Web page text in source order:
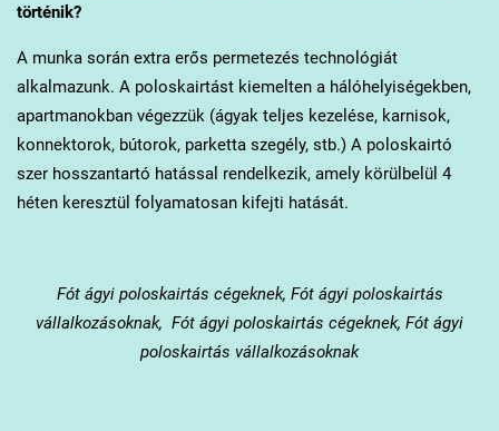
történik?
A munka során extra erős permetezés technológiát
alkalmazunk. A poloskairtást kiemelten a hálóhelyiségekben,
apartmanokban végezzük (ágyak teljes kezelése, karnisok,
konnektorok, bútorok, parketta szegély, stb.) A poloskairtó
szer hosszantartó hatással rendelkezik, amely körülbelül 4
héten keresztül folyamatosan kifejti hatását.
Fótágyi poloskairtás cégeknek, Fót ágyi poloskairtás
vállalkozásoknak, Fót ágyi poloskairtás cégeknek, Fót ágyi
poloskairtás vállalkozásoknak